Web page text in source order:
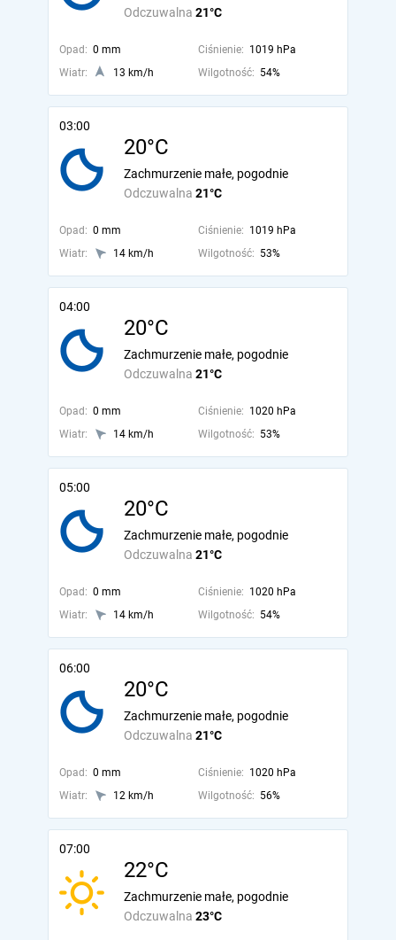
Odczuwalna 21°C
Opad: 0 mm Ciśnienie: 1019 hPa
Wiatr:
13 km/h Wilgotność: 54%
03:00
20°C
Odczuwalna 21°C
Zachmurzenie małe, pogodnie
Opad: 0 mm Ciśnienie: 1019 hPa
Wiatr:
14 km/h Wilgotność: 53%
04:00
20°C
Odczuwalna 21°C
Zachmurzenie małe, pogodnie
Opad: 0 mm Ciśnienie: 1020 hPa
Wiatr:
14 km/h Wilgotność: 53%
05:00
20°C
Odczuwalna 21°C
Zachmurzenie małe, pogodnie
Opad: 0 mm Ciśnienie: 1020 hPa
Wiatr:
14 km/h Wilgotność: 54%
06:00
20°C
Odczuwalna 21°C
Zachmurzenie małe, pogodnie
Opad: 0 mm Ciśnienie: 1020 hPa
Wiatr:
12 km/h Wilgotność: 56%
07:00
22°C
Odczuwalna 23°C
Zachmurzenie małe, pogodnie